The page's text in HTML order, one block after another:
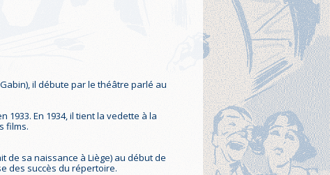
il débute par le théâtre parlé au
En 1934, il tient la vedette à la
films.
de sa naissance à Liège) au début de
des succès du répertoire.